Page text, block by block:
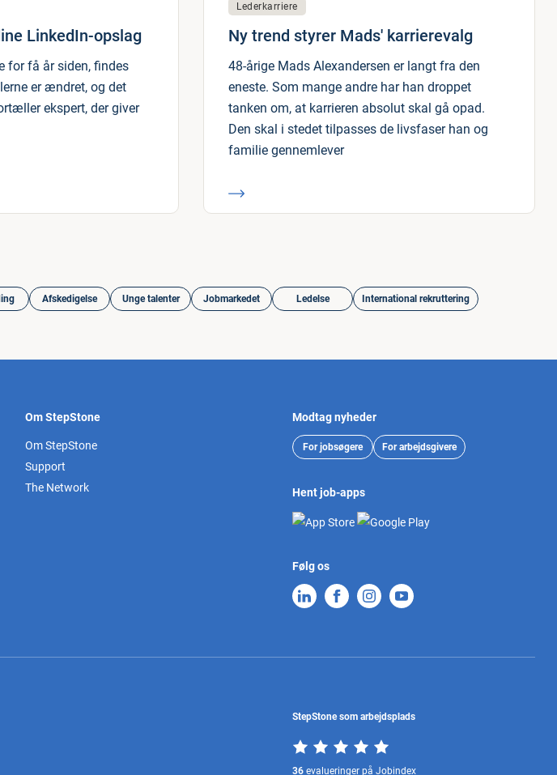
LinkedIn-opslag
for få år siden, findes
er ændret, og det
ekspert, der giver
Lederkarriere
Ny trend styrer Mads' karrierevalg
48-årige Mads Alexandersen er langt fra den
eneste. Som mange andre har han droppet
tanken om, at karrieren absolut skal gå opad.
Den skal i stedet tilpasses de livsfaser han og
familie gennemlever
Afskedigelse Unge talenter Jobmarkedet Ledelse International rekruttering
Om StepStone
Om StepStone
Support
The Network
Modtag nyheder
For jobsøgere For arbejdsgivere
Hent job-apps
Følg os
StepStone som arbejdsplads
36 evalueringer på Jobindex